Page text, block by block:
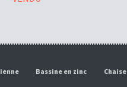
Bassine en zinc